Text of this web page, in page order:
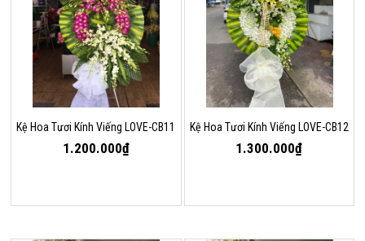
Kệ Hoa Tươi Kính Viếng LOVE-CB11
1.200.000₫
Kệ Hoa Tươi Kính Viếng LOVE-CB12
1.300.000₫